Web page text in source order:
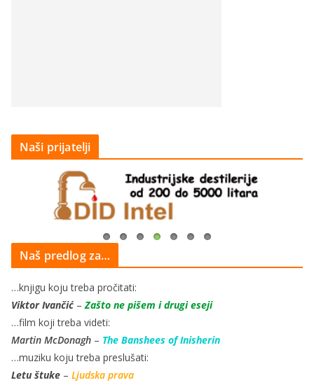
Naši prijatelji
Naš predlog za…
…knjigu koju treba pročitati:
Viktor Ivančić–Zašto ne pišem i drugi eseji
…film koji treba videti:
Martin McDonagh – The Banshees of Inisherin
…muziku koju treba preslušati:
Letu štuke – Ljudska prava